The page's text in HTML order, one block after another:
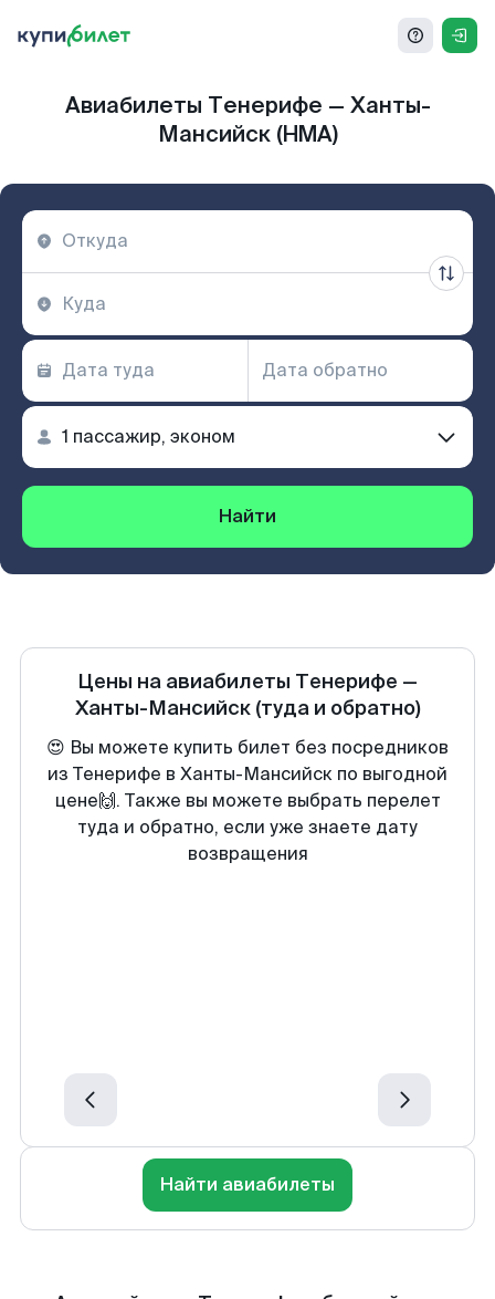
Авиабилеты Тенерифе — Ханты-
Мансийск (HMA)
Найти
Цены на авиабилеты Тенерифе —
Ханты-Мансийск (туда и обратно)
😍 Вы можете купить билет без посредников
из Тенерифе в Ханты-Мансийск по выгодной
цене🙌. Также вы можете выбрать перелет
туда и обратно, если уже знаете дату
возвращения
Найти авиабилеты